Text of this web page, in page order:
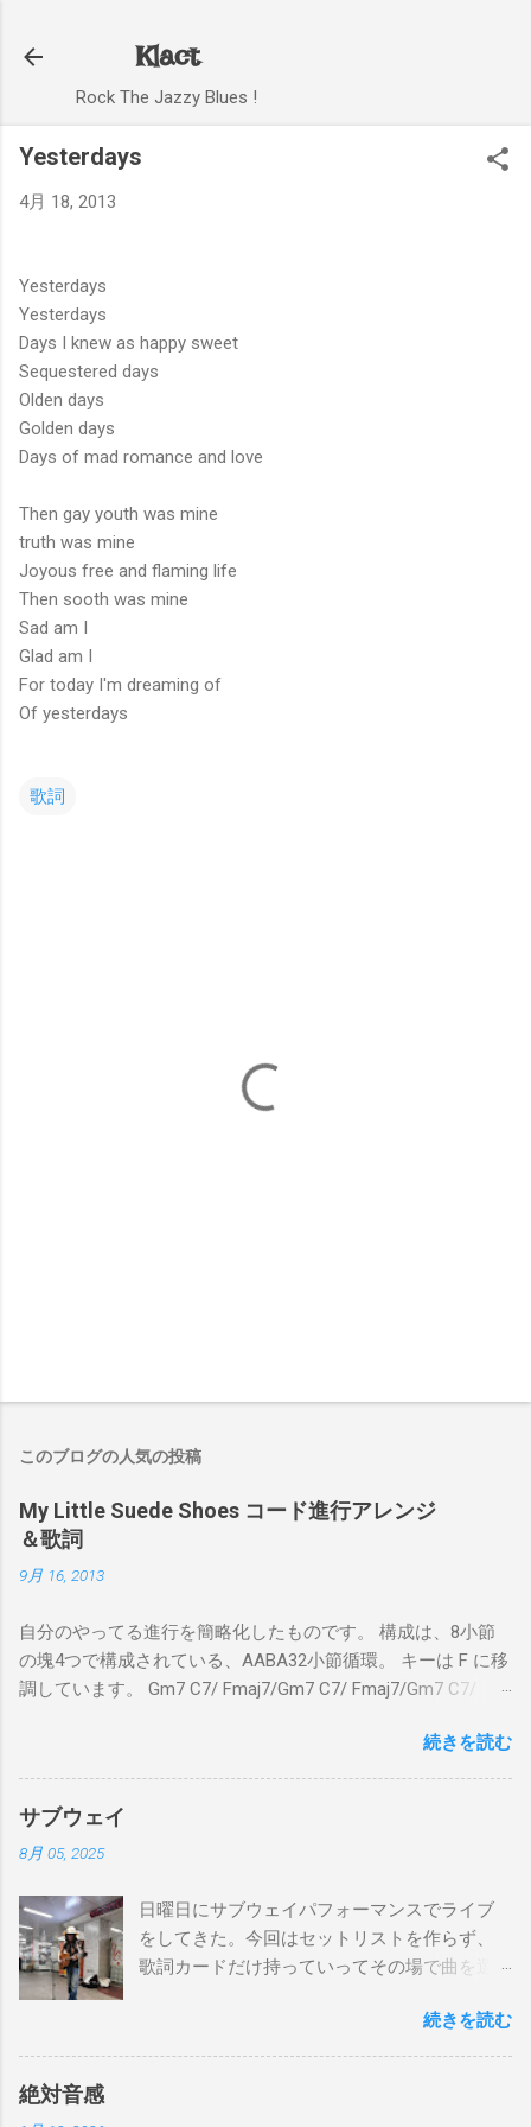
Klact
Rock The Jazzy Blues !
Yesterdays
4月 18, 2013
Yesterdays
Yesterdays
Days I knew as happy sweet
Sequestered days
Olden days
Golden days
Days of mad romance and love
Then gay youth was mine
truth was mine
Joyous free and flaming life
Then sooth was mine
Sad am I
Glad am I
For today I'm dreaming of
Of yesterdays
歌詞
このブログの人気の投稿
My Little Suede Shoes コード進行アレンジ
＆歌詞
9月 16, 2013
自分のやってる進行を簡略化したものです。 構成は、8小節
の塊4つで構成されている、AABA32小節循環。 キーは F に移
調しています。 Gm7 C7/ Fmaj7/Gm7 C7/ Fmaj7/Gm7 C7/
Fmaj7/Gm7 C7/ Am7 D7/Gm7 C7/ Fmaj7/ Bbmaj7/Am7
Abm7/Gm7 C7/Fmaj7/Bbmaj7/Am7 Abm7/Gm7 C7/Fmaj7/
Gm7 C7/ Fmaj7/Gm7 C7/ Fmaj7/Gm7 C7/ Am7 D7/Gm7 C7/
Fmaj7/ Gm7 C7 Fmaj7 僕のスエードシューズ Gm7
C7 Fmaj7 黒いスエードシューズ Gm7 C7 Am
のも一緒さ Gm7 C7 Fmaj7 僕のスウェードシューズ
Gm7 C7 Fmaj7 先の尖ったシューズ Gm7 C7
Am7 とてもカッコいいのさ D7 Gm7 C7 Fmaj7 いつも気分
最高 Bbmaj7 Am7 Abm7 こい...
続きを読む
サブウェイ
8月 05, 2025
日曜日にサブウェイパフォーマンスでライブ
をしてきた。今回はセットリストを作らず、
歌詞カードだけ持っていってその場で曲を選
をやった。でも、曲選びにかなりの時間を使
ったし、ライブの流れを良くするためにもセ
続きを読む
絶対音感